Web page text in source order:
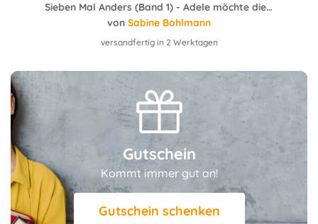
Sieben Mal Anders (Band 1) - Adele möchte die Welt umarmen
von Sabine Bohlmann
versandfertig in 2 Werktagen
Gutschein
Kommt immer gut an!
Gutschein schenken